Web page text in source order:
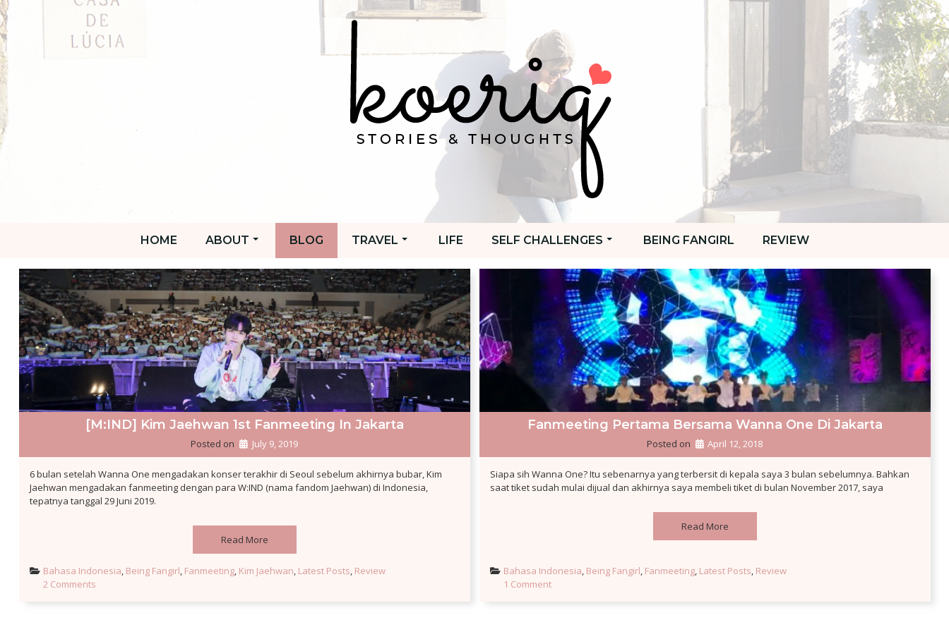
HOME ABOUT BLOG TRAVEL LIFE SELF CHALLENGES BEING FANGIRL REVIEW
[M:IND] Kim Jaehwan 1st Fanmeeting In Jakarta
Posted on July 9, 2019
6 bulan setelah Wanna One mengadakan konser terakhir di Seoul sebelum akhirnya bubar, Kim
Jaehwan mengadakan fanmeeting dengan para W:IND (nama fandom Jaehwan) di Indonesia,
tepatnya tanggal 29 Juni 2019.
Read More
Bahasa Indonesia, Being Fangirl, Fanmeeting, Kim Jaehwan, Latest Posts, Review
2 Comments
Fanmeeting Pertama Bersama Wanna One Di Jakarta
Posted on April 12, 2018
Siapa sih Wanna One? Itu sebenarnya yang terbersit di kepala saya 3 bulan sebelumnya. Bahkan
saat tiket sudah mulai dijual dan akhirnya saya membeli tiket di bulan November 2017, saya
Read More
Bahasa Indonesia, Being Fangirl, Fanmeeting, Latest Posts, Review
1 Comment